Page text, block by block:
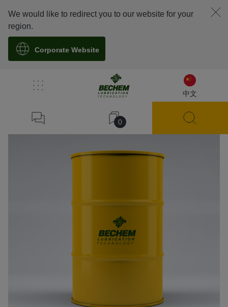
中文
0
We would like to redirect you to our website for your
region.
Corporate Website
溯源